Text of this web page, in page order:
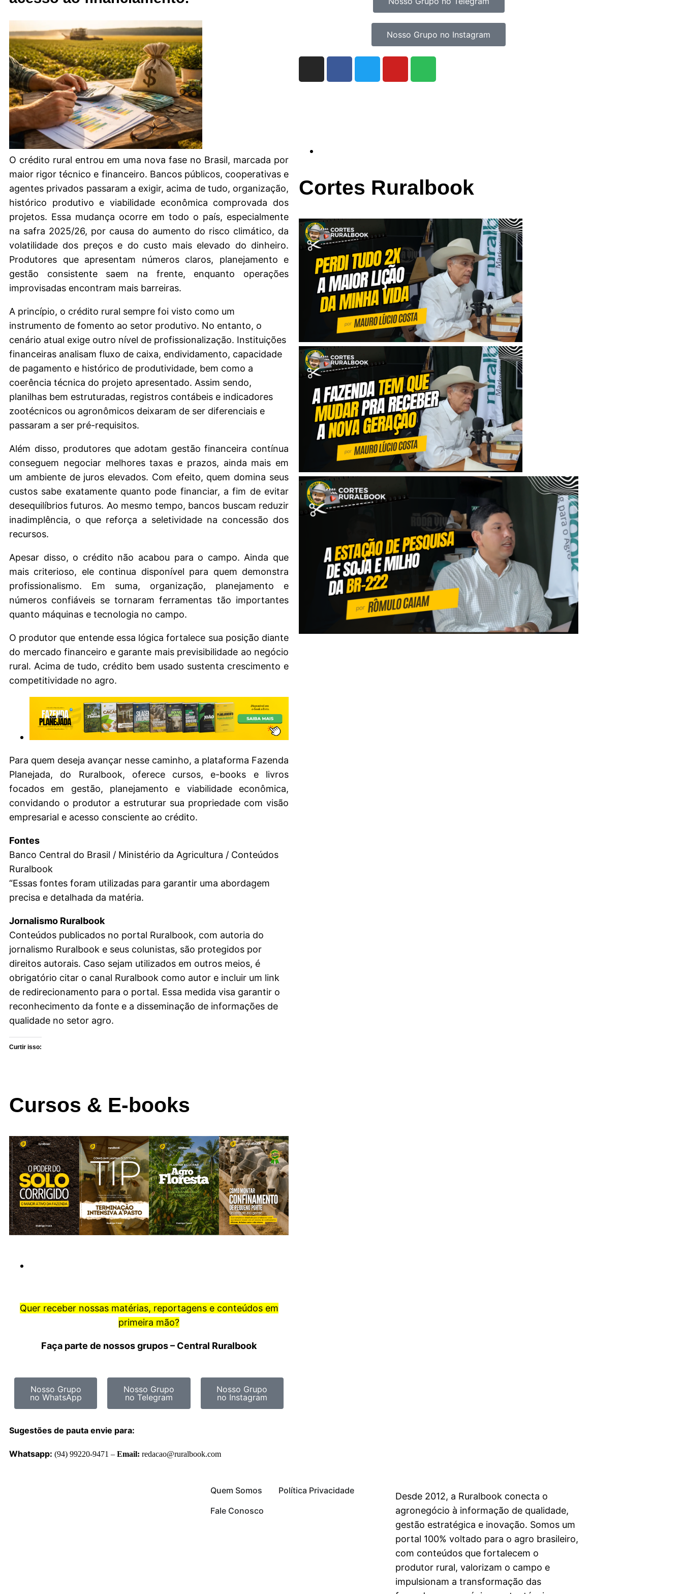
O crédito rural entrou em uma nova fase no Brasil, marcada por
maior rigor técnico e financeiro. Bancos públicos, cooperativas e
agentes privados passaram a exigir, acima de tudo, organização,
histórico produtivo e viabilidade econômica comprovada dos
projetos. Essa mudança ocorre em todo o país, especialmente
na safra 2025/26, por causa do aumento do risco climático, da
volatilidade dos preços e do custo mais elevado do dinheiro.
Produtores que apresentam números claros, planejamento e
gestão consistente saem na frente, enquanto operações
improvisadas encontram mais barreiras.
A princípio, o crédito rural sempre foi visto como um
instrumento de fomento ao setor produtivo. No entanto, o
cenário atual exige outro nível de profissionalização. Instituições
financeiras analisam fluxo de caixa, endividamento, capacidade
de pagamento e histórico de produtividade, bem como a
coerência técnica do projeto apresentado. Assim sendo,
planilhas bem estruturadas, registros contábeis e indicadores
zootécnicos ou agronômicos deixaram de ser diferenciais e
passaram a ser pré-requisitos.
Além disso, produtores que adotam gestão financeira contínua
conseguem negociar melhores taxas e prazos, ainda mais em
um ambiente de juros elevados. Com efeito, quem domina seus
custos sabe exatamente quanto pode financiar, a fim de evitar
desequilíbrios futuros. Ao mesmo tempo, bancos buscam reduzir
inadimplência, o que reforça a seletividade na concessão dos
recursos.
Apesar disso, o crédito não acabou para o campo. Ainda que
mais criterioso, ele continua disponível para quem demonstra
profissionalismo. Em suma, organização, planejamento e
números confiáveis se tornaram ferramentas tão importantes
quanto máquinas e tecnologia no campo.
O produtor que entende essa lógica fortalece sua posição diante
do mercado financeiro e garante mais previsibilidade ao negócio
rural. Acima de tudo, crédito bem usado sustenta crescimento e
competitividade no agro.
Para quem deseja avançar nesse caminho, a plataforma Fazenda
Planejada, do Ruralbook, oferece cursos, e-books e livros
focados em gestão, planejamento e viabilidade econômica,
convidando o produtor a estruturar sua propriedade com visão
empresarial e acesso consciente ao crédito.
Fontes
Banco Central do Brasil / Ministério da Agricultura / Conteúdos
Ruralbook
“Essas fontes foram utilizadas para garantir uma abordagem
precisa e detalhada da matéria.
Jornalismo Ruralbook
Conteúdos publicados no portal Ruralbook, com autoria do
jornalismo Ruralbook e seus colunistas, são protegidos por
direitos autorais. Caso sejam utilizados em outros meios, é
obrigatório citar o canal Ruralbook como autor e incluir um link
de redirecionamento para o portal. Essa medida visa garantir o
reconhecimento da fonte e a disseminação de informações de
qualidade no setor agro.
Curtir isso:
Cursos & E-books
Quer receber nossas matérias, reportagens e conteúdos em
primeira mão?
Faça parte de nossos grupos – Central Ruralbook
Nosso Grupo
no WhatsApp
Nosso Grupo
no Telegram
Nosso Grupo
no Instagram
Sugestões de pauta envie para:
Whatsapp: (94) 99220-9471 – Email: redacao@ruralbook.com
Nosso Grupo no Instagram
Cortes Ruralbook
Quem Somos
Política Privacidade
Fale Conosco
Desde 2012, a Ruralbook conecta o
agronegócio à informação de qualidade,
gestão estratégica e inovação. Somos um
portal 100% voltado para o agro brasileiro,
com conteúdos que fortalecem o
produtor rural, valorizam o campo e
impulsionam a transformação das